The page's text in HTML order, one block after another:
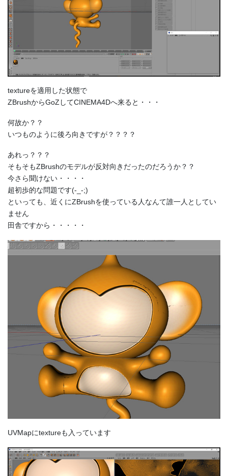
textureを適用した状態で
ZBrushからGoZしてCINEMA4Dへ来ると・・・
何故か？？
いつものように後ろ向きですが？？？？
あれっ？？？
そもそもZBrushのモデルが反対向きだったのだろうか？？
今さら聞けない・・・・
超初歩的な問題です(-_-;)
といっても、近くにZBrushを使っている人なんて誰一人としてい
ません
田舎ですから・・・・・
UVMapにtextureも入っています